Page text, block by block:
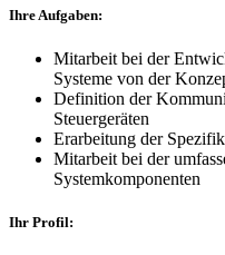
Ihre Aufgaben:
Mitarbeit bei der
Systeme von der
Definition der
Steuergeräten
Erarbeitung der
Mitarbeit bei der
Systemkomponenten
Ihr Profil: